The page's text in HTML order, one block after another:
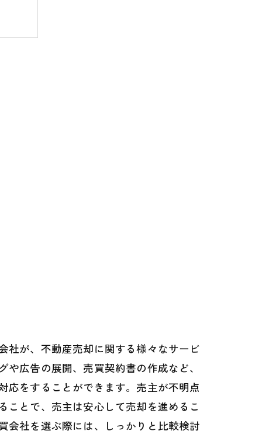
社が、不動産売却に関する様々なサービ
広告の展開、売買契約書の作成など、
応をすることができます。売主が不明点
とで、売主は安心して売却を進めるこ
会社を選ぶ際には、しっかりと比較検討